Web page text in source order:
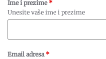
Ime i prezime *
Unesite vaše ime i prezime
Email adresa *